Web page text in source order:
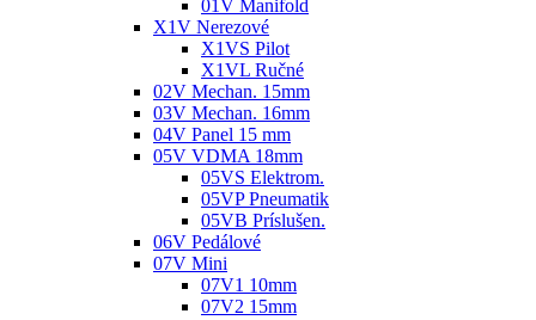
01V Manifold
X1V Nerezové
X1VS Pilot
X1VL Ručné
02V Mechan. 15mm
03V Mechan. 16mm
04V Panel 15 mm
05V VDMA 18mm
05VS Elektrom.
05VP Pneumatik
05VB Príslušen.
06V Pedálové
07V Mini
07V1 10mm
07V2 15mm